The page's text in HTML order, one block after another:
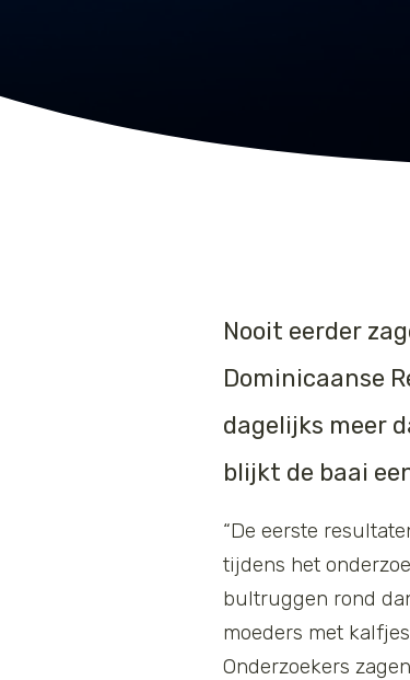
Nooit eerder
Dominicaanse
dagelijks meer
blijkt de baai
“De eerste
tijdens het
bultruggen rond
moeders met
Onderzoekers